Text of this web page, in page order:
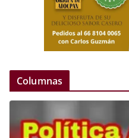
Columnas